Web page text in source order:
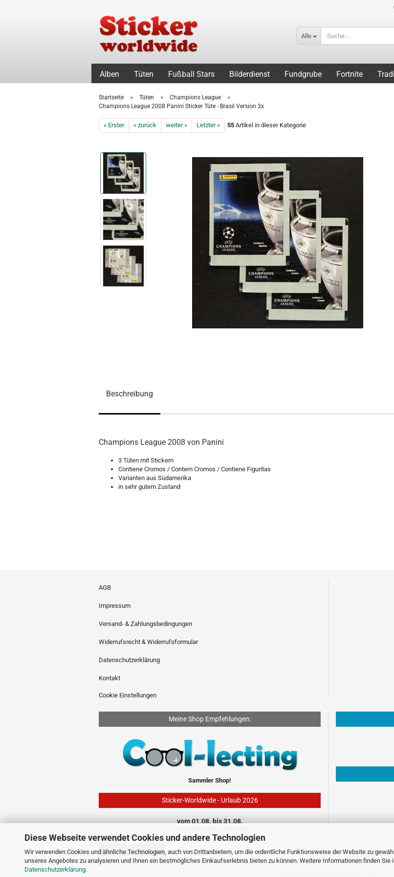
Diese Webseite verwendet Cookies und andere Technologien
Wir verwenden Cookies und ähnliche Technologien, auch von Drittanbietern, um die ordentliche Funktionsweise der Website zu
unseres Angebotes zu analysieren und Ihnen ein bestmögliches Einkaufserlebnis bieten zu können. Weitere Informationen finden Sie
Datenschutzerklärung.
Alle
Alben Tüten Fußball Stars Bilderdienst Fundgrube Fortnite
Startseite » Tüten » Champions League »
Champions League 2008 Panini Sticker Tüte - Brasil Version 3x
« Erster « zurück weiter » Letzter » 55 Artikel in dieser Kategorie
Beschreibung
Champions League 2008 von Panini
3 Tüten mit Stickern
Contiene Cromos / Contem Cromos / Contiene Figuritas
Varianten aus Südamerika
in sehr gutem Zustand
AGB
Impressum
Versand- & Zahlungsbedingungen
Widerrufsrecht & Widerrufsformular
Datenschutzerklärung
Kontakt
Cookie Einstellungen
Meine Shop Empfehlungen:
Sammler Shop!
Sticker-Worldwide - Urlaub 2026
vom 01.08. bis 31.08.
Vertrag widerrufen